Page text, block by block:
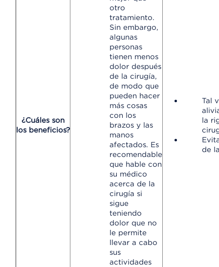
¿Cuáles son
los beneficios?
otro
tratamiento.
Sin embargo,
algunas
personas
tienen menos
dolor después
de la cirugía,
de modo que
pueden hacer
más cosas
con los
brazos y las
manos
afectados. Es
recomendable
que hable con
su médico
acerca de la
cirugía si
sigue
teniendo
dolor que no
le permite
llevar a cabo
sus
actividades
Tal
la
de